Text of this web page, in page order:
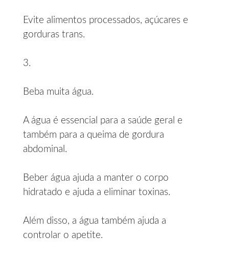
Evite alimentos processados, açúcares e
gorduras trans.
3.
Beba muita água.
A água é essencial para a saúde geral e
também para a queima de gordura
abdominal.
Beber água ajuda a manter o corpo
hidratado e ajuda a eliminar toxinas.
Além disso, a água também ajuda a
controlar o apetite.